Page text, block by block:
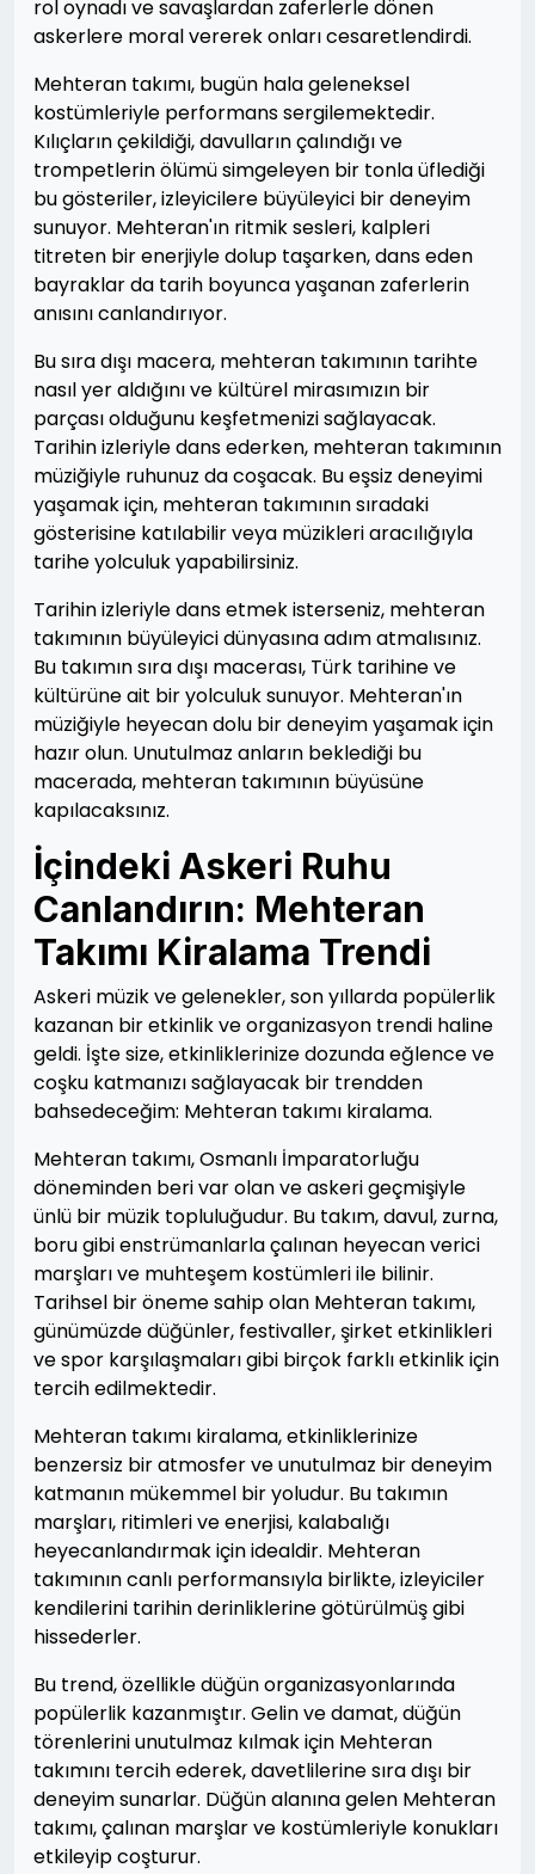
rol oynadı ve savaşlardan zaferlerle dönen
askerlere moral vererek onları cesaretlendirdi.
Mehteran takımı, bugün hala geleneksel
kostümleriyle performans sergilemektedir.
Kılıçların çekildiği, davulların çalındığı ve
trompetlerin ölümü simgeleyen bir tonla üflediği
bu gösteriler, izleyicilere büyüleyici bir deneyim
sunuyor. Mehteran'ın ritmik sesleri, kalpleri
titreten bir enerjiyle dolup taşarken, dans eden
bayraklar da tarih boyunca yaşanan zaferlerin
anısını canlandırıyor.
Bu sıra dışı macera, mehteran takımının tarihte
nasıl yer aldığını ve kültürel mirasımızın bir
parçası olduğunu keşfetmenizi sağlayacak.
Tarihin izleriyle dans ederken, mehteran takımının
müziğiyle ruhunuz da coşacak. Bu eşsiz deneyimi
yaşamak için, mehteran takımının sıradaki
gösterisine katılabilir veya müzikleri aracılığıyla
tarihe yolculuk yapabilirsiniz.
Tarihin izleriyle dans etmek isterseniz, mehteran
takımının büyüleyici dünyasına adım atmalısınız.
Bu takımın sıra dışı macerası, Türk tarihine ve
kültürüne ait bir yolculuk sunuyor. Mehteran'ın
müziğiyle heyecan dolu bir deneyim yaşamak için
hazır olun. Unutulmaz anların beklediği bu
macerada, mehteran takımının büyüsüne
kapılacaksınız.
İçindeki Askeri Ruhu
Canlandırın: Mehteran
Takımı Kiralama Trendi
Askeri müzik ve gelenekler, son yıllarda popülerlik
kazanan bir etkinlik ve organizasyon trendi haline
geldi. İşte size, etkinliklerinize dozunda eğlence ve
coşku katmanızı sağlayacak bir trendden
bahsedeceğim: Mehteran takımı kiralama.
Mehteran takımı, Osmanlı İmparatorluğu
döneminden beri var olan ve askeri geçmişiyle
ünlü bir müzik topluluğudur. Bu takım, davul, zurna,
boru gibi enstrümanlarla çalınan heyecan verici
marşları ve muhteşem kostümleri ile bilinir.
Tarihsel bir öneme sahip olan Mehteran takımı,
günümüzde düğünler, festivaller, şirket etkinlikleri
ve spor karşılaşmaları gibi birçok farklı etkinlik için
tercih edilmektedir.
Mehteran takımı kiralama, etkinliklerinize
benzersiz bir atmosfer ve unutulmaz bir deneyim
katmanın mükemmel bir yoludur. Bu takımın
marşları, ritimleri ve enerjisi, kalabalığı
heyecanlandırmak için idealdir. Mehteran
takımının canlı performansıyla birlikte, izleyiciler
kendilerini tarihin derinliklerine götürülmüş gibi
hissederler.
Bu trend, özellikle düğün organizasyonlarında
popülerlik kazanmıştır. Gelin ve damat, düğün
törenlerini unutulmaz kılmak için Mehteran
takımını tercih ederek, davetlilerine sıra dışı bir
deneyim sunarlar. Düğün alanına gelen Mehteran
takımı, çalınan marşlar ve kostümleriyle konukları
etkileyip coşturur.